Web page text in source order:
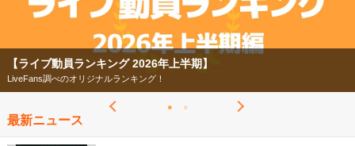
年上半期】
グ！
最新ニュース